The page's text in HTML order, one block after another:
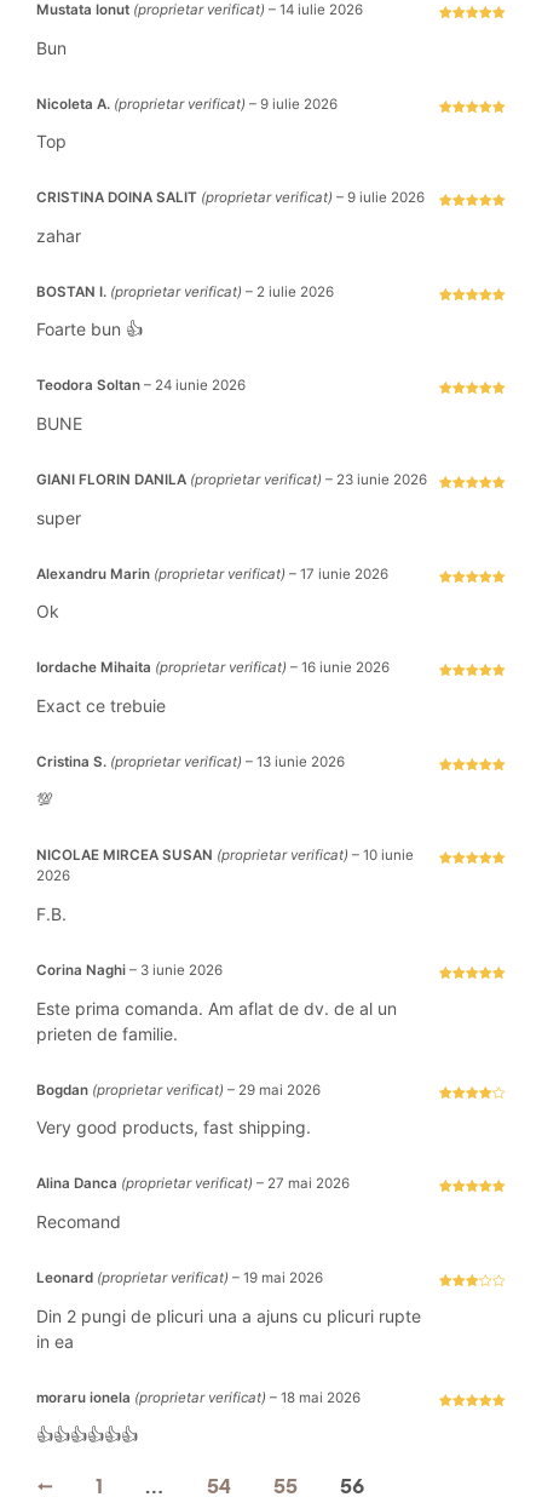
Mustata Ionut (proprietar verificat) – 14 iulie 2026
Bun
Nicoleta A. (proprietar verificat) – 9 iulie 2026
Top
CRISTINA DOINA SALIT (proprietar verificat) – 9 iulie 2026
zahar
BOSTAN I. (proprietar verificat) – 2 iulie 2026
Foarte bun 👍
Teodora Soltan – 24 iunie 2026
BUNE
GIANI FLORIN DANILA (proprietar verificat) – 23 iunie 2026
super
Alexandru Marin (proprietar verificat) – 17 iunie 2026
Ok
Iordache Mihaita (proprietar verificat) – 16 iunie 2026
Exact ce trebuie
Cristina S. (proprietar verificat) – 13 iunie 2026
💯
NICOLAE MIRCEA SUSAN (proprietar verificat) – 10 iunie
2026
F.B.
Corina Naghi – 3 iunie 2026
Este prima comanda. Am aflat de dv. de al un
prieten de familie.
Bogdan (proprietar verificat) – 29 mai 2026
Very good products, fast shipping.
Alina Danca (proprietar verificat) – 27 mai 2026
Recomand
Leonard (proprietar verificat) – 19 mai 2026
Din 2 pungi de plicuri una a ajuns cu plicuri rupte
in ea
moraru ionela (proprietar verificat) – 18 mai 2026
👍👍👍👍👍👍
← 1 … 54 55 56